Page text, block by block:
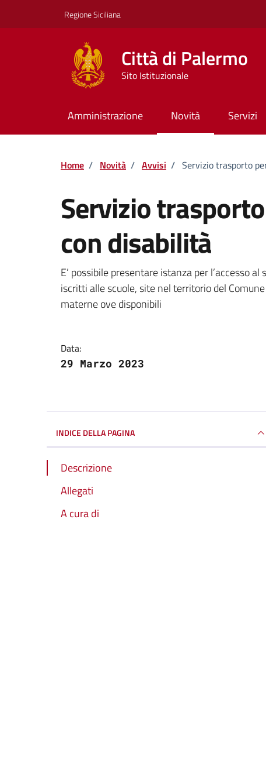
Regione Siciliana
Città di Palermo
Sito Istituzionale
Amministrazione Novità Servizi
Home / Novità / Avvisi / Servizio trasporto
Servizio
con disabilità
Dettagli della
E’ possibile presentare istanza per l’accesso
iscritti alle scuole, site nel territorio del
materne ove disponibili
Data:
29 Marzo 2023
INDICE DELLA PAGINA
Descrizione
Allegati
A cura di